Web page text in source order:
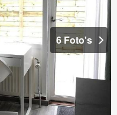
6 Foto's